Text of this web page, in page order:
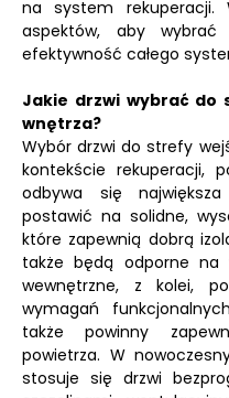
na system
aspektów, aby
efektywność całego
Jakie drzwi wybrać do
wnętrza?
Wybór drzwi do strefy
kontekście rekuperacji,
odbywa się
postawić na solidne,
które zapewnią dobrą
także będą odporne na
wewnętrzne, z kolei,
wymagań
także powinny
powietrza. W
stosuje się drzwi